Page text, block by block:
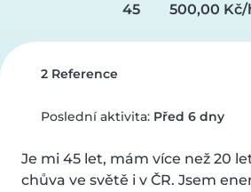
45
500,00 Kč/
2 Reference
Poslední aktivita: Před 6 dny
Je mi 45 let, mám více než 20
chůva ve světě i v ČR. Jsem